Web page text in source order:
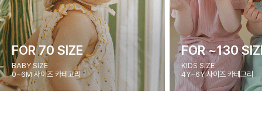
FOR 70 SIZE
BABY SIZE
0~6M 사이즈 카테고리
FOR ~130
KIDS SIZE
4Y~6Y 사이즈 카테고리